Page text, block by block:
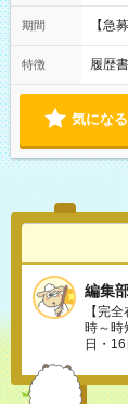
期間 【急
特徴 履歴
気になる
編集
【完
時～時
日・